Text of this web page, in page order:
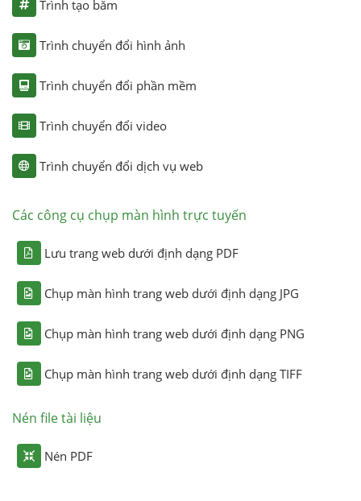
Trình tạo băm
Trình chuyển đổi hình ảnh
Trình chuyển đổi phần mềm
Trình chuyển đổi video
Trình chuyển đổi dịch vụ web
Các công cụ chụp màn hình trực tuyến
Lưu trang web dưới định dạng PDF
Chụp màn hình trang web dưới định dạng JPG
Chụp màn hình trang web dưới định dạng PNG
Chụp màn hình trang web dưới định dạng TIFF
Nén file tài liệu
Nén PDF